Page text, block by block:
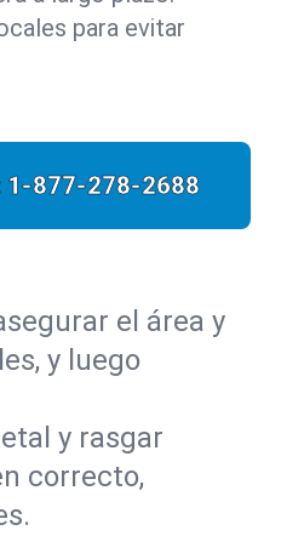
para evitar
1-877-278-2688
el área y
y luego
y rasgar
correcto,